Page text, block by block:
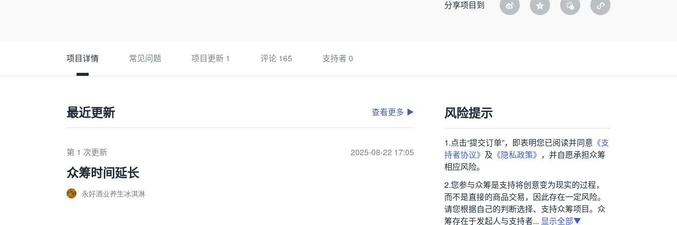
分享项目到
项目详情 常见问题 项目更新 1 评论 165 支持者 0
风险提示
1.点击“提交订单”，即表明您已阅读并同意 《支
持者协议》 及 《隐私政策》 ，并自愿承担众筹
相应风险。
2.您参与众筹是支持将创意变为现实的过程，
而不是直接的商品交易，因此存在一定风险。
请您根据自己的判断选择、支持众筹项目。众
筹存在于发起人与支持者... 显示全部
最近更新 查看更多
第 1 次更新 2025-08-22 17:05
众筹时间延长
永好酒业养生冰淇淋